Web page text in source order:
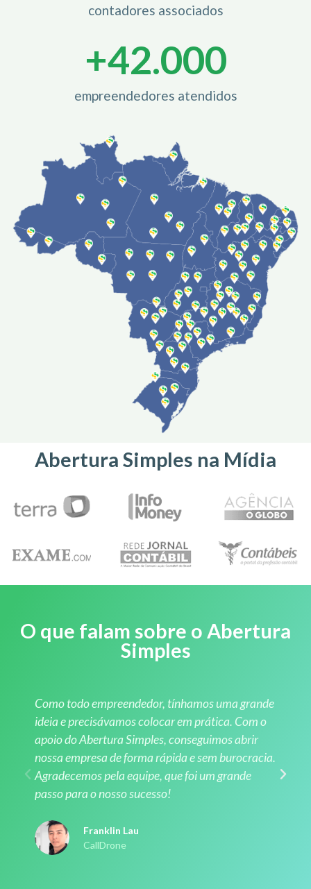
contadores associados
empreendedores atendidos
+42.000
Abertura Simples na Mídia
O que falam sobre o Abertura
Simples
Como todo empreendedor, tínhamos uma grande
ideia e precisávamos colocar em prática. Com o
apoio do Abertura Simples, conseguimos abrir
nossa empresa de forma rápida e sem burocracia.
Agradecemos pela equipe, que foi um grande
passo para o nosso sucesso!
Franklin Lau
CallDrone